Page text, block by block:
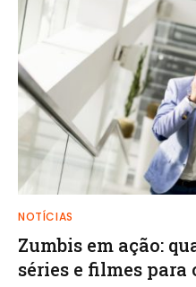
NOTÍCIAS
Zumbis em ação:
séries e filmes para